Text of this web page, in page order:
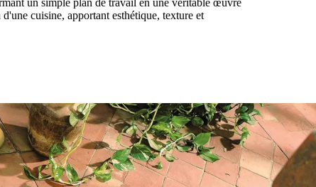
un simple plan de travail en une véritable œuvre
cuisine, apportant esthétique, texture et